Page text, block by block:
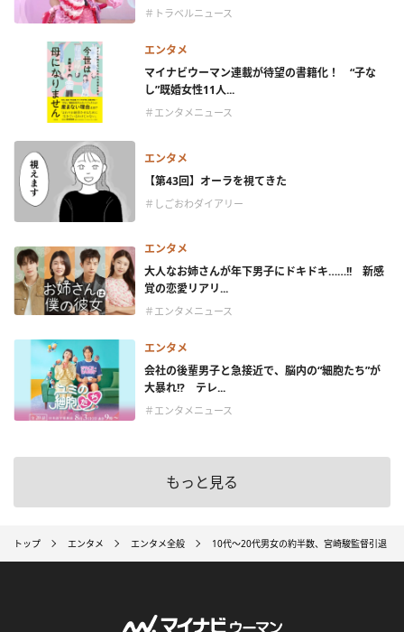
＃トラベルニュース
エンタメ
マイナビウーマン連載が待望の書籍化！ “子な
し”既婚女性11人...
＃エンタメニュース
エンタメ
【第43回】オーラを視てきた
＃しごおわダイアリー
エンタメ
大人なお姉さんが年下男子にドキドキ……!! 新感
覚の恋愛リアリ...
＃エンタメニュース
エンタメ
会社の後輩男子と急接近で、脳内の“細胞たち”が
大暴れ!? テレ...
＃エンタメニュース
もっと見る
トップ エンタメ エンタメ全般 10代～20代男女の約半数、宮崎駿監督引退「